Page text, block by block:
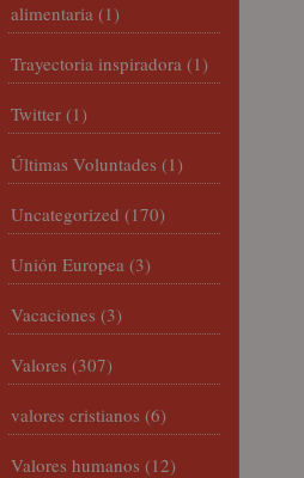
alimentaria (1)
Trayectoria inspiradora (1)
Twitter (1)
Últimas Voluntades (1)
Uncategorized (170)
Unión Europea (3)
Vacaciones (3)
Valores (307)
valores cristianos (6)
Valores humanos (12)